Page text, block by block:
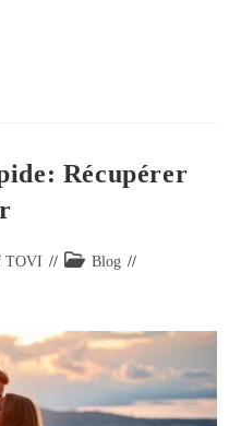
Récupérer
TOVI
Blog